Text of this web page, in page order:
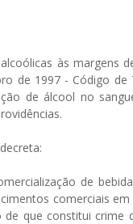
às margens
de 1997 - Código
de álcool no
de
comerciais
que constitui